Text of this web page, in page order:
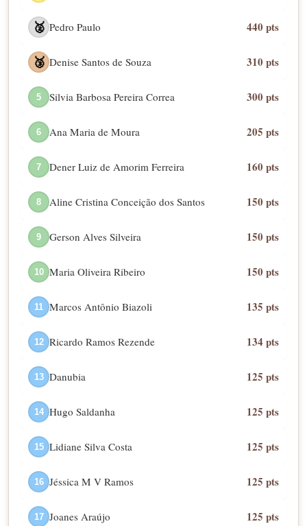
🥈 Pedro Paulo 440 pts
🥉 Denise Santos de Souza 310 pts
5 Silvia Barbosa Pereira Correa 300 pts
6 Ana Maria de Moura 205 pts
7 Dener Luiz de Amorim Ferreira 160 pts
8 Aline Cristina Conceição dos Santos 150 pts
9 Gerson Alves Silveira 150 pts
10 Maria Oliveira Ribeiro 150 pts
11 Marcos Antônio Biazoli 135 pts
12 Ricardo Ramos Rezende 134 pts
13 Danubia 125 pts
14 Hugo Saldanha 125 pts
15 Lidiane Silva Costa 125 pts
16 Jéssica M V Ramos 125 pts
17 Joanes Araújo 125 pts